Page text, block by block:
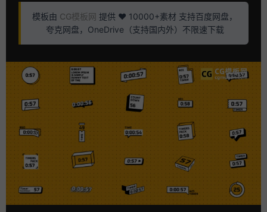
模板由 CG模板网 提供 ❤️ 10000+素材 支持百度网盘，
夸克网盘，OneDrive（支持国内外）不限速下载